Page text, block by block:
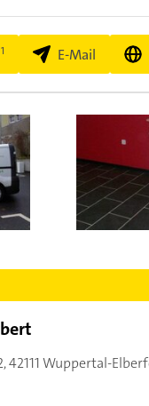
E-Mail
42111 Wuppertal-